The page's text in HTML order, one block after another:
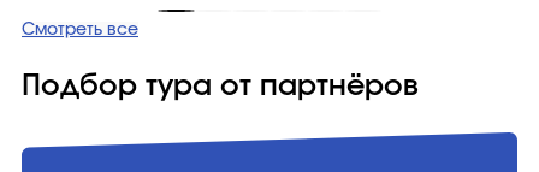
Смотреть все
Подбор тура от партнёров